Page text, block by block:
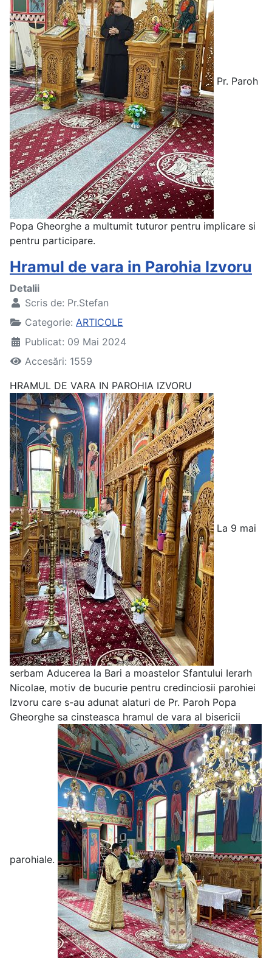
Pr. Paroh
Popa Gheorghe a multumit tuturor pentru implicare si
pentru participare.
Hramul de vara in Parohia Izvoru
Detalii
Scris de: Pr.Stefan
Categorie: ARTICOLE
Publicat: 09 Mai 2024
Accesări: 1559
HRAMUL DE VARA IN PAROHIA IZVORU
La 9 mai
serbam Aducerea la Bari a moastelor Sfantului Ierarh
Nicolae, motiv de bucurie pentru credinciosii parohiei
Izvoru care s-au adunat alaturi de Pr. Paroh Popa
Gheorghe sa cinsteasca hramul de vara al bisericii
parohiale.